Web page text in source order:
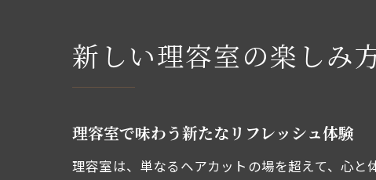
新しい理容室の楽しみ
理容室で味わう新たなリフレッシュ体験
理容室は、単なるヘアカットの場を超えて、心